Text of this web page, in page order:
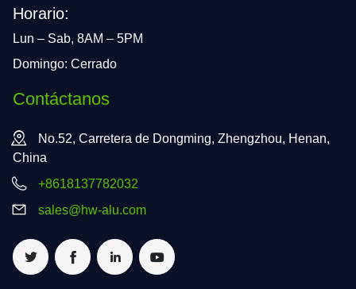
Horario:
Lun – Sab, 8AM – 5PM
Domingo: Cerrado
Contáctanos
No.52, Carretera de Dongming, Zhengzhou, Henan,
China
+8618137782032
sales@hw-alu.com